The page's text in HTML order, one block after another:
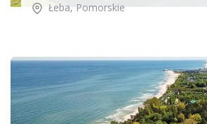
Łeba, Pomorskie